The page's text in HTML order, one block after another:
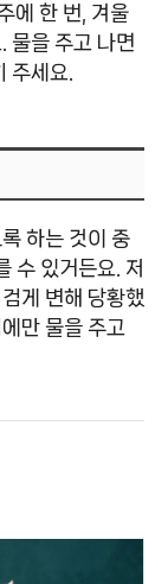
에 한 번, 겨울
물을 주고 나면
주세요.
하는 것이 중
수 있거든요. 저
게 변해 당황했
만 물을 주고